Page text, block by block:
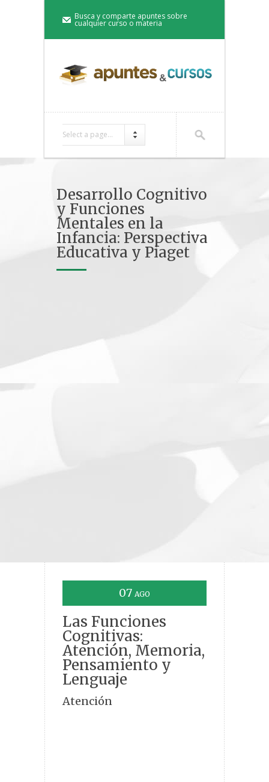
Busca y comparte apuntes sobre
cualquier curso o materia
Select a page...
Desarrollo Cognitivo
y Funciones
Mentales en la
Infancia: Perspectiva
Educativa y Piaget
07 AGO
Las Funciones
Cognitivas:
Atención, Memoria,
Pensamiento y
Lenguaje
Atención